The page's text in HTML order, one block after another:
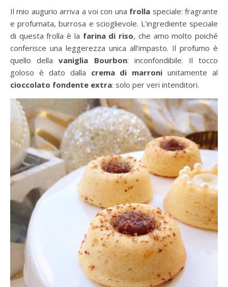
Il mio augurio arriva a voi con una frolla speciale: fragrante
e profumata, burrosa e scioglievole. L’ingrediente speciale
di questa frolla è la farina di riso, che amo molto poiché
conferisce una leggerezza unica all’impasto. Il profumo è
quello dellavaniglia Bourbon: inconfondibile. Il tocco
goloso è dato dalla crema di marroni unitamente al
cioccolato fondente extra: solo per veri intenditori.